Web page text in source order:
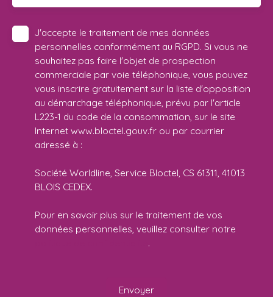
J'accepte le traitement de mes données
personnelles conformément au RGPD. Si vous ne
souhaitez pas faire l'objet de prospection
commerciale par voie téléphonique, vous pouvez
vous inscrire gratuitement sur la liste d'opposition
au démarchage téléphonique, prévu par l'article
L223-1 du code de la consommation, sur le site
Internet www.bloctel.gouv.fr ou par courrier
adressé à :
Société Worldline, Service Bloctel, CS 61311, 41013
BLOIS CEDEX.
Pour en savoir plus sur le traitement de vos
données personnelles, veuillez consulter notre
.
Envoyer